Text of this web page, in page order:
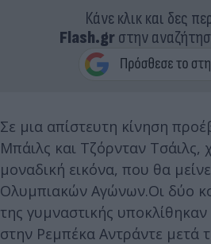
Κάνε κλικ και δες
Flash.grστην
Σε μια απίστευτη κίνηση
Μπάιλς και Τζόρνταν Τσάιλς,
μοναδική εικόνα, που θα
Ολυμπιακών Αγώνων.Οι δύο
της γυμναστικής
στην Ρεμπέκα Αντράντε μετά